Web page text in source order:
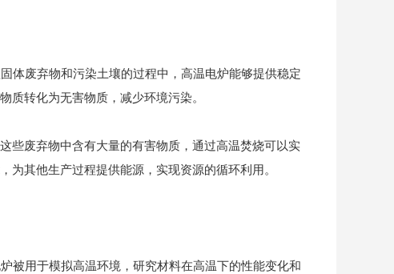
体废弃物和污染土壤的过程中，高温电炉能够提供稳定
质转化为无害物质，减少环境污染。
些废弃物中含有大量的有害物质，通过高温焚烧可以实
其他生产过程提供能源，实现资源的循环利用。
被用于模拟高温环境，研究材料在高温下的性能变化和